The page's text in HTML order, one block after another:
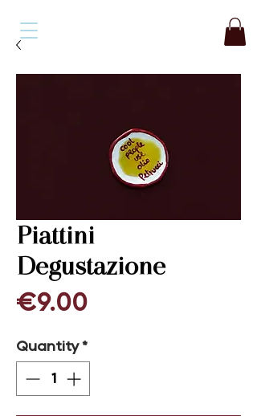
Piattini
Degustazione
€9.00Price
Quantity*